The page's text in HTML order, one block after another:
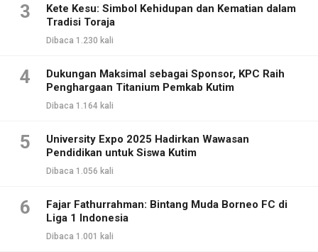
3
Kete Kesu: Simbol Kehidupan dan Kematian dalam
Tradisi Toraja
Dibaca 1.230 kali
4
Dukungan Maksimal sebagai Sponsor, KPC Raih
Penghargaan Titanium Pemkab Kutim
Dibaca 1.164 kali
5
University Expo 2025 Hadirkan Wawasan
Pendidikan untuk Siswa Kutim
Dibaca 1.056 kali
6
Fajar Fathurrahman: Bintang Muda Borneo FC di
Liga 1 Indonesia
Dibaca 1.001 kali